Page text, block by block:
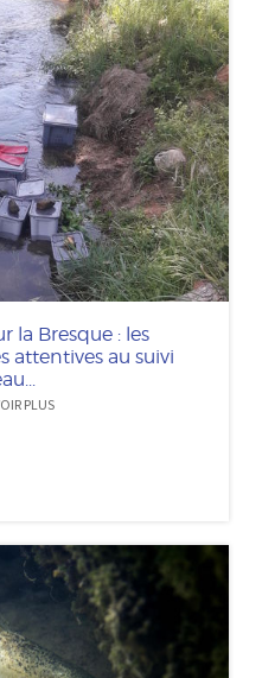
la Bresque : les
attentives au suivi
PLUS